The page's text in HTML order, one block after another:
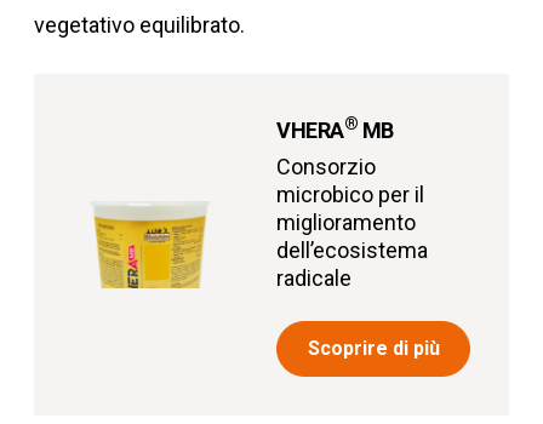
vegetativo equilibrato.
VHERA® MB
Consorzio
microbico per il
miglioramento
dell’ecosistema
radicale
Scoprire di più